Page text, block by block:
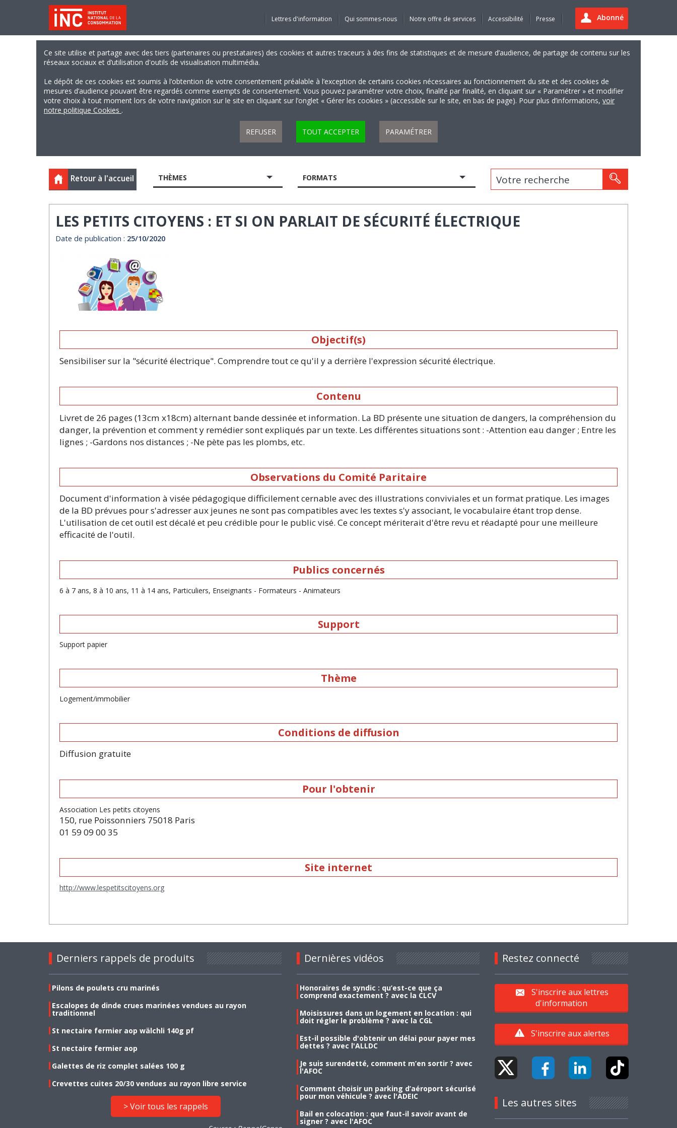
Abonné
Lettres d'information Qui sommes-nous Notre offre de services Accessibilité Presse
Ce site utilise et partage avec des tiers (partenaires ou prestataires) des cookies et autres traceurs à des fins de statistiques et de mesure d’audience, de partage de contenu sur les
réseaux sociaux et d’utilisation d'outils de visualisation multimédia.
Le dépôt de ces cookies est soumis à l’obtention de votre consentement préalable à l’exception de certains cookies nécessaires au fonctionnement du site et des cookies de
mesures d’audience pouvant être regardés comme exempts de consentement. Vous pouvez paramétrer votre choix, finalité par finalité, en cliquant sur « Paramétrer » et modifier
votre choix à tout moment lors de votre navigation sur le site en cliquant sur l’onglet « Gérer les cookies » (accessible sur le site, en bas de page). Pour plus d’informations, voir
notre politique Cookies .
REFUSER TOUT ACCEPTER PARAMÉTRER
Retour à l'accueil THÈMES FORMATS Votre recherche
LES PETITS CITOYENS : ET SI ON PARLAIT DE SÉCURITÉ ÉLECTRIQUE
Date de publication : 25/10/2020
Objectif(s)
Sensibiliser sur la "sécurité électrique". Comprendre tout ce qu'il y a derrière l'expression sécurité électrique.
Contenu
Livret de 26 pages (13cm x18cm) alternant bande dessinée et information. La BD présente une situation de dangers, la compréhension du
danger, la prévention et comment y remédier sont expliqués par un texte. Les différentes situations sont : -Attention eau danger ; Entre les
lignes ; -Gardons nos distances ; -Ne pète pas les plombs, etc.
Observations du Comité Paritaire
Document d'information à visée pédagogique difficilement cernable avec des illustrations conviviales et un format pratique. Les images
de la BD prévues pour s'adresser aux jeunes ne sont pas compatibles avec les textes s'y associant, le vocabulaire étant trop dense.
L'utilisation de cet outil est décalé et peu crédible pour le public visé. Ce concept mériterait d'être revu et réadapté pour une meilleure
efficacité de l'outil.
Publics concernés
6 à 7 ans, 8 à 10 ans, 11 à 14 ans, Particuliers, Enseignants - Formateurs - Animateurs
Support
Support papier
Thème
Logement/immobilier
Conditions de diffusion
Diffusion gratuite
Pour l'obtenir
Association Les petits citoyens
150, rue Poissonniers 75018 Paris
01 59 09 00 35
Site internet
http://www.lespetitscitoyens.org
Derniers rappels de produits
Pilons de poulets cru marinés
Escalopes de dinde crues marinées vendues au rayon
traditionnel
St nectaire fermier aop wälchli 140g pf
St nectaire fermier aop
Galettes de riz complet salées 100 g
Crevettes cuites 20/30 vendues au rayon libre service
> Voir tous les rappels
Dernières vidéos
Honoraires de syndic : qu’est-ce que ça
comprend exactement ? avec la CLCV
Moisissures dans un logement en location : qui
doit régler le problème ? avec la CGL
Est-il possible d'obtenir un délai pour payer mes
dettes ? avec l'ALLDC
Je suis surendetté, comment m’en sortir ? avec
l'AFOC
Comment choisir un parking d’aéroport sécurisé
pour mon véhicule ? avec l'ADEIC
Bail en colocation : que faut-il savoir avant de
signer ? avec l'AFOC
Restez connecté
S'inscrire aux lettres
d'information
S'inscrire aux alertes
Les autres sites